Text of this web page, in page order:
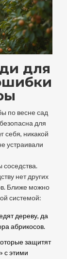
для
по весне сад
для
себя, никакой
устраивали
соседства.
нет других
Ближе можно
системой:
дереву, да
абрикосов.
защитят
с этими